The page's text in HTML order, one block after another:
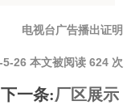
电视台广告播出证明
26 本文被阅读 624 次
下一条:厂区展示